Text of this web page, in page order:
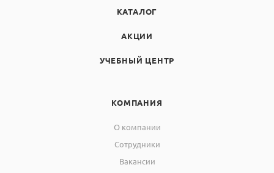
КАТАЛОГ
АКЦИИ
УЧЕБНЫЙ ЦЕНТР
КОМПАНИЯ
О компании
Сотрудники
Вакансии